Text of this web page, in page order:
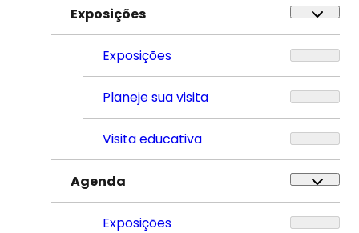
Exposições
Exposições
Planeje sua visita
Visita educativa
Agenda
Exposições